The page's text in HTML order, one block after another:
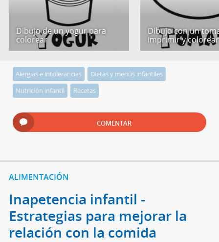
Dibujo de un yogur para
colorear
Dibujo con un
imprimir y colorear
Alergias e intolerancias
Dietas y menús infantiles
Nutrición infantil
Recetas
COMENTAR
ALIMENTACIÓN
Inapetencia infantil -
Estrategias para mejorar la
relación con la comida